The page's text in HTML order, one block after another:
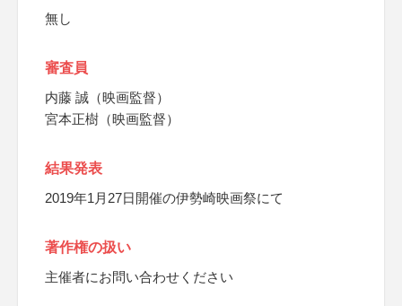
無し
審査員
内藤 誠（映画監督）
宮本正樹（映画監督）
結果発表
2019年1月27日開催の伊勢崎映画祭にて
著作権の扱い
主催者にお問い合わせください